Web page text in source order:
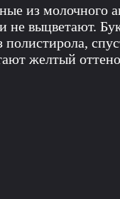
из молочного
не выцветают.
полистирола,
желтый